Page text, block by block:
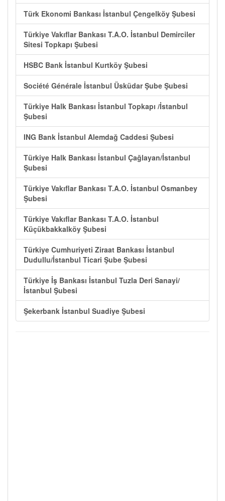
Türk Ekonomi Bankası İstanbul Çengelköy Şubesi
Türkiye Vakıflar Bankası T.A.O. İstanbul Demirciler
Sitesi Topkapı Şubesi
HSBC Bank İstanbul Kurtköy Şubesi
Société Générale İstanbul Üsküdar Şube Şubesi
Türkiye Halk Bankası İstanbul Topkapı /İstanbul
Şubesi
ING Bank İstanbul Alemdağ Caddesi Şubesi
Türkiye Halk Bankası İstanbul Çağlayan/İstanbul
Şubesi
Türkiye Vakıflar Bankası T.A.O. İstanbul Osmanbey
Şubesi
Türkiye Vakıflar Bankası T.A.O. İstanbul
Küçükbakkalköy Şubesi
Türkiye Cumhuriyeti Ziraat Bankası İstanbul
Dudullu/İstanbul Ticari Şube Şubesi
Türkiye İş Bankası İstanbul Tuzla Deri Sanayi/
İstanbul Şubesi
Şekerbank İstanbul Suadiye Şubesi